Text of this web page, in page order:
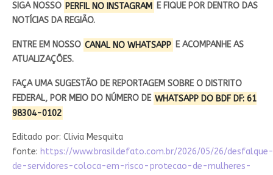
SIGA NOSSO PERFIL NO INSTAGRAM E FIQUE POR DENTRO DAS
NOTÍCIAS DA REGIÃO.
ENTRE EM NOSSO CANAL NO WHATSAPP E ACOMPANHE AS
ATUALIZAÇÕES.
FAÇA UMA SUGESTÃO DE REPORTAGEM SOBRE O DISTRITO
FEDERAL, POR MEIO DO NÚMERO DE WHATSAPP DO BDF DF: 61
98304-0102
Editado por: Clivia Mesquita
fonte: https://www.brasildefato.com.br/2026/05/26/desfalque-
de-servidores-coloca-em-risco-protecao-de-mulheres-